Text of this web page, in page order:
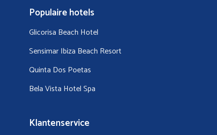
Populaire hotels
Glicorisa Beach Hotel
Sensimar Ibiza Beach Resort
Quinta Dos Poetas
Bela Vista Hotel Spa
Klantenservice